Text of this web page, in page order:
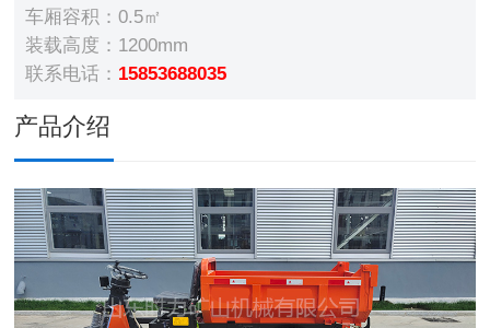
车厢容积：0.5㎡
装载高度：1200mm
联系电话： 15853688035
产品介绍